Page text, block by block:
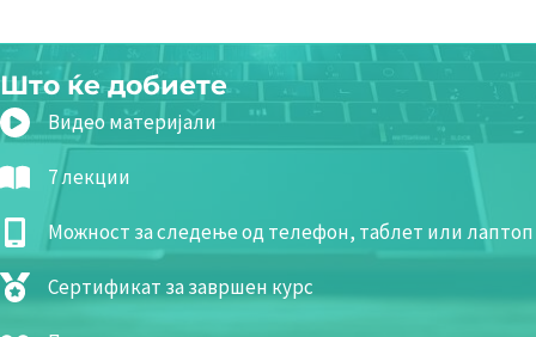
Што ќе добиете
Видео материјали
7 лекции
Можност за следење од телефон, таблет или лаптоп
Сертификат за завршен курс